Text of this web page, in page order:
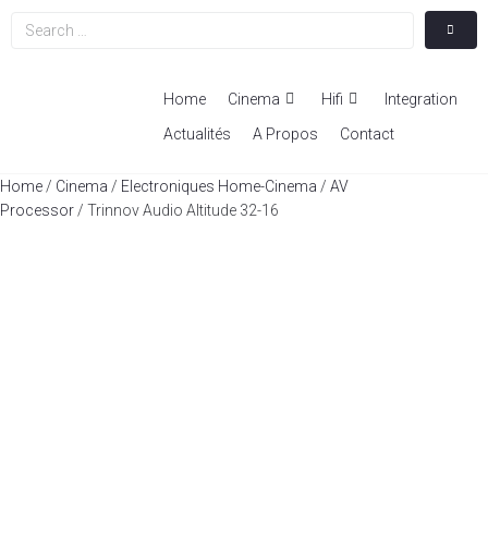
Home Cinema Hifi
Integration
Actualités
A Propos Contact
Home / Cinema / Electroniques Home-Cinema / AV
Processor / Trinnov Audio Altitude 32-16